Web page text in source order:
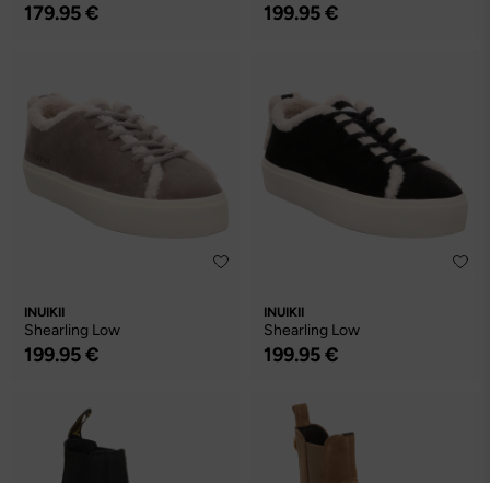
179.95 € 199.95 €
INUIKII
Shearling Low
199.95 €
INUIKII
Shearling Low
199.95 €